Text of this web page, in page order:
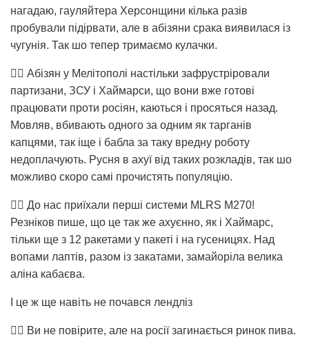
нагадаю, гауляйтера Херсонщини кілька разів
пробували підірвати, але в абізяни срака виявилася із
чугунія. Так шо тепер тримаємо кулачки.
👉🏻 Абізян у Мелітополі настільки зафрустріровали
партизани, ЗСУ і Хаймарси, що вони вже готові
працювати проти росіян, каються і просяться назад.
Мовляв, вбивають одного за одним як тарганів
капцями, так іще і бабла за таку вредну роботу
недоплачують. Русня в ахуї від таких розкладів, так шо
можливо скоро самі прочистять популяцію.
👉🏻 До нас приїхали перші системи MLRS M270!
Резніков пише, що це так же ахуєнно, як і Хаймарс,
тільки ще з 12 ракетами у пакеті і на гусеницях. Над
вопами лаптів, разом із закатами, замайоріла велика
аліна кабаєва.
І це ж ще навіть не почався лендліз
👉🏻 Ви не повірите, але на росії загинається ринок пива.